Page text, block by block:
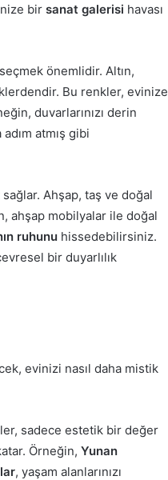
bir sanat galerisi havası
önemlidir. Altın,
Bu renkler, evinize
duvarlarınızı derin
atmış gibi
Ahşap, taş ve doğal
ahşap mobilyalar ile doğal
ruhunu hissedebilirsiniz.
bir duyarlılık
evinizi nasıl daha mistik
sadece estetik bir değer
Örneğin, Yunan
, yaşam alanlarınızı